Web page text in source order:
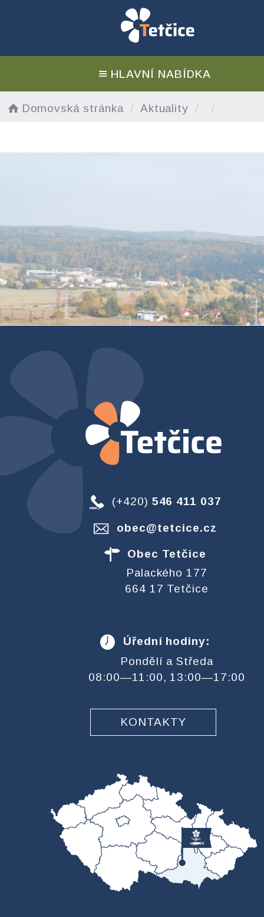
HLAVNÍ NABÍDKA
Domovská stránka Aktuality
(+420) 546 411 037
obec@tetcice.cz
Obec Tetčice
Palackého 177
664 17 Tetčice
Úřední hodiny:
Pondělí a Středa
08:00—11:00, 13:00—17:00
KONTAKTY